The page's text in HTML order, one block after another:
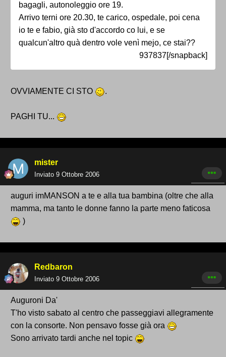
bagagli, autonoleggio ore 19.
Arrivo terni ore 20.30, te carico, ospedale, poi cena
io te e fabio, già sto d'accordo co lui, e se
qualcun'altro quà dentro vole venì mejo, ce stai??
937837[/snapback]
OVVIAMENTE CI STO .
PAGHI TU...
mister
Inviato 9 Ottobre 2006
auguri imMANSON a te e alla tua bambina (oltre che alla
mamma, ma tanto le donne fanno la parte meno faticosa
)
Redbaron
Inviato 9 Ottobre 2006
Auguroni Da'
T'ho visto sabato al centro che passeggiavi allegramente
con la consorte. Non pensavo fosse già ora
Sono arrivato tardi anche nel topic